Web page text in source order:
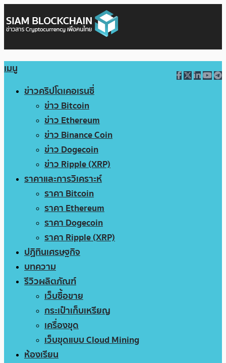
เมนู
ข่าวคริปโตเคอเรนซี่
ข่าว Bitcoin
ข่าว Ethereum
ข่าว Binance Coin
ข่าว Dogecoin
ข่าว Ripple (XRP)
ราคาและการวิเคราะห์
ราคา Bitcoin
ราคา Ethereum
ราคา Dogecoin
ราคา Ripple (XRP)
ปฏิทินเศรษฐกิจ
บทความ
รีวิวผลิตภัณฑ์
เว็บซื้อขาย
กระเป๋าเก็บเหรียญ
เครื่องขุด
เว็บขุดแบบ Cloud Mining
ห้องเรียน